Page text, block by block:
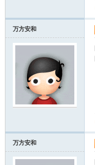
万方安和
万方安和